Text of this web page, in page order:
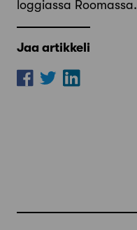
loggiassa Roomassa.
Jaa artikkeli